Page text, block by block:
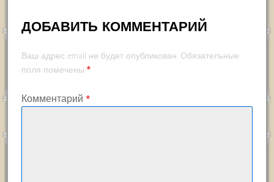
ДОБАВИТЬ КОММЕНТАРИЙ
Ваш адрес email не будет опубликован. Обязательные
поля помечены *
Комментарий *